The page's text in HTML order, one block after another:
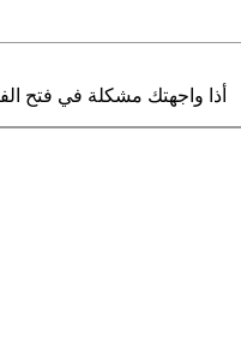
أذا واجهتك مشكلة في فتح